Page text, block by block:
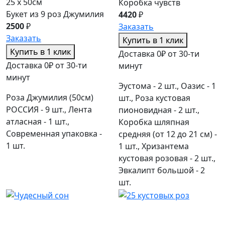
Букет из 9 роз Джумилия
2500₽
Заказать
Купить в 1 клик
Доставка 0₽ от 30-ти
минут
Роза Джумилия (50см)
РОССИЯ - 9 шт., Лента
атласная - 1 шт.,
Современная упаковка -
1 шт.
Коробка чувств
4420₽
Заказать
Купить в 1 клик
Доставка 0₽ от 30-ти
минут
Эустома - 2 шт., Оазис - 1
шт., Роза кустовая
пионовидная - 2 шт.,
Коробка шляпная
средняя (от 12 до 21 см) -
1 шт., Хризантема
кустовая розовая - 2 шт.,
Эвкалипт большой - 2
шт.